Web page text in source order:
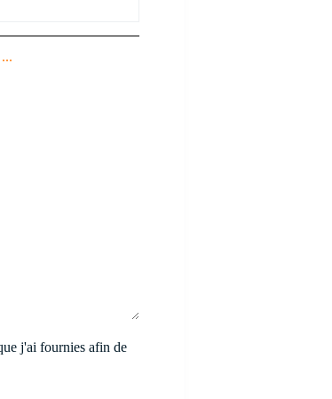
j'ai fournies afin de